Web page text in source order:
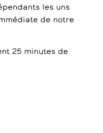
les uns
de notre
25 minutes de